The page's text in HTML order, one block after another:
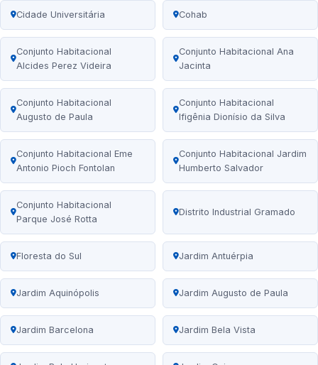
Cidade Universitária Cohab
Conjunto Habitacional
Alcides Perez Videira
Conjunto Habitacional Ana
Jacinta
Conjunto Habitacional
Augusto de Paula
Conjunto Habitacional
Ifigênia Dionísio da Silva
Conjunto Habitacional Eme
Antonio Pioch Fontolan
Conjunto Habitacional Jardim
Humberto Salvador
Conjunto Habitacional
Parque José Rotta
Distrito Industrial Gramado
Floresta do Sul Jardim Antuérpia
Jardim Aquinópolis Jardim Augusto de Paula
Jardim Barcelona Jardim Bela Vista